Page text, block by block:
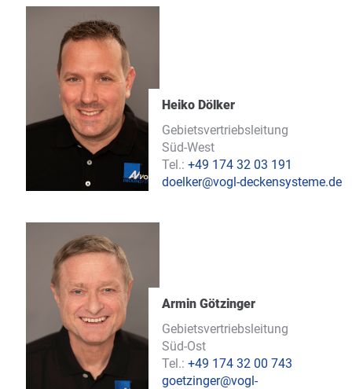
Heiko Dölker
Gebietsvertriebsleitung
Süd-West
Tel.:+49 174 32 03 191
doelker@vogl-deckensysteme.de
Armin Götzinger
Gebietsvertriebsleitung
Süd-Ost
Tel.:+49 174 32 00 743
goetzinger@vogl-